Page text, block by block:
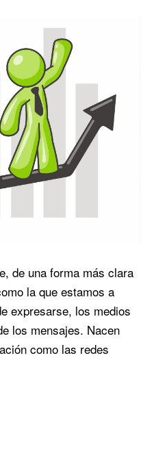
de una forma más clara
la que estamos a
expresarse, los medios
los mensajes. Nacen
como las redes